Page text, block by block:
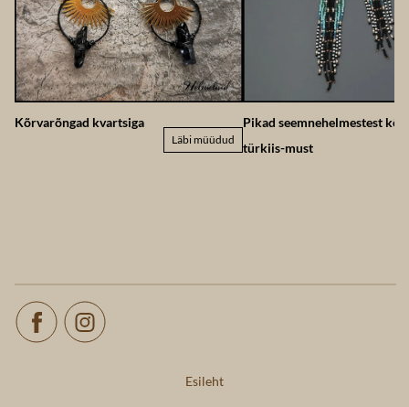
Kõrvarõngad kvartsiga
Läbi müüdud
Pikad seemnehelmestest
türkiis-must
Esileht